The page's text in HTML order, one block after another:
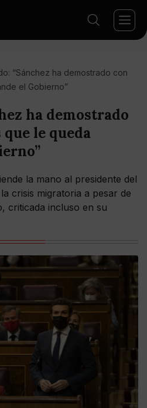
“Sánchez ha demostrado con
el Gobierno”
ha demostrado
le queda
la mano al presidente del
crisis migratoria a pesar de
criticada incluso en su